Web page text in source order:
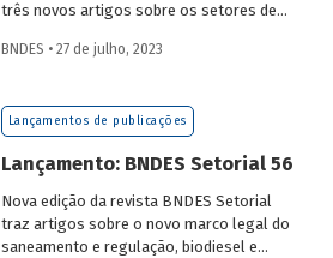
três novos artigos sobre os setores de
defesa. Saiba mais e acesse os estudos
BNDES • 27 de julho, 2023
Lançamentos de publicações
Lançamento: BNDES Setorial 56
Nova edição da revista BNDES Setorial
traz artigos sobre o novo marco legal do
saneamento e regulação, biodiesel e